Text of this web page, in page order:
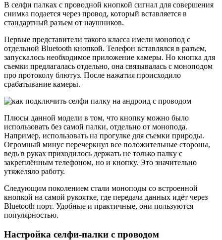
В селфи палках с проводной кнопкой сигнал для совершения
снимка подается через провод, который вставляется в
стандартный разъем от наушников.
Первые представители такого класса имели монопод с
отдельной Bluetooth кнопкой. Телефон вставлялся в разъем,
запускалось необходимое приложение камеры. Но кнопка для
съемки предлагалась отдельно, она связывалась с моноподом
про протоколу блютуз. После нажатия происходило
срабатывание камеры.
Плюсы данной модели в том, что кнопку можно было
использовать без самой палки, отдельно от монопода.
Например, использовать на прогулке для съемки природы.
Огромный минус перечеркнул все положительные стороны,
ведь в руках приходилось держать не только палку с
закреплённым телефоном, но и кнопку. Это значительно
утяжеляло работу.
Следующим поколением стали моноподы со встроенной
кнопкой на самой рукоятке, где передача данных идёт через
Bluetooth порт. Удобные и практичные, они пользуются
популярностью.
Настройка селфи-палки с проводом